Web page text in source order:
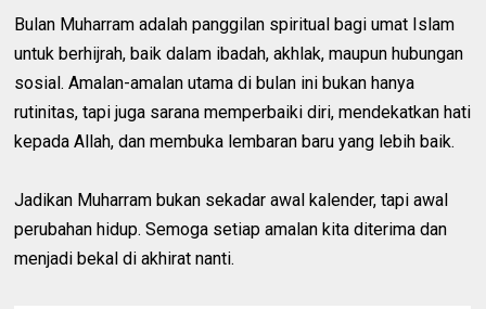
Bulan Muharram adalah panggilan spiritual bagi umat Islam
untuk berhijrah, baik dalam ibadah, akhlak, maupun hubungan
sosial. Amalan-amalan utama di bulan ini bukan hanya
rutinitas, tapi juga sarana memperbaiki diri, mendekatkan hati
kepada Allah, dan membuka lembaran baru yang lebih baik.
Jadikan Muharram bukan sekadar awal kalender, tapi awal
perubahan hidup. Semoga setiap amalan kita diterima dan
menjadi bekal di akhirat nanti.